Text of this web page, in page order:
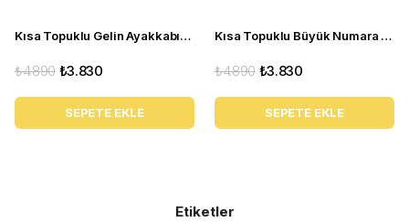
Kısa Topuklu Gelin Ayakkabısı Büyük Numara 1023 Sedef - 1023 51012 SE-SEDEF
₺3.830
₺4.890
SEPETE EKLE
Kısa Topuklu Büyük Numara Kadın Stiletto Abiye Ayakkabı 1023 Siyah - 1023 51012 siy-SİYAH
₺3.830
₺4.890
SEPETE EKLE
Etiketler